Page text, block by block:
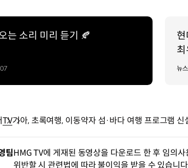
는 소리 미리 듣기 🍂
뉴스
TV기아, 초록여행, 이동약자 섬·바다 여행 프로그램 신
팀HMG TV에 게재된 동영상을 다운로드 한 후 임의
위반할 시 관련법에 따라 불이익을 받을 수 있습니